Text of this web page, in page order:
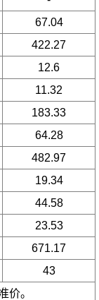
67.04
422.27
12.6
11.32
183.33
64.28
482.97
19.34
44.58
23.53
671.17
43
价。